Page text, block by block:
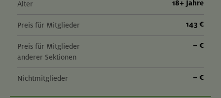
Alter 18+ Jahre
Preis für Mitglieder 143 €
Preis für Mitglieder
anderer Sektionen
– €
Nichtmitglieder – €